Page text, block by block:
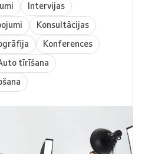
Intervijas
Konsultācijas
Konferences
tīrīšana